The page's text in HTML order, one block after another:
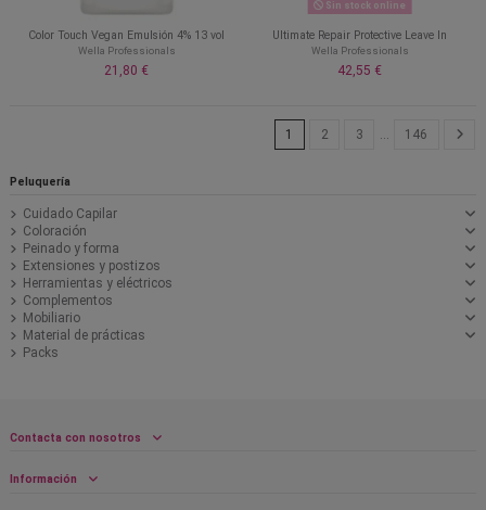
Color Touch Vegan Emulsión 4% 13 vol
Wella Professionals
21,80 €
Sin stock online
Ultimate Repair Protective Leave In
Wella Professionals
42,55 €
1 2 3 … 146
Peluquería
Cuidado Capilar
Coloración
Peinado y forma
Extensiones y postizos
Herramientas y eléctricos
Complementos
Mobiliario
Material de prácticas
Packs
Contacta con nosotros
Información